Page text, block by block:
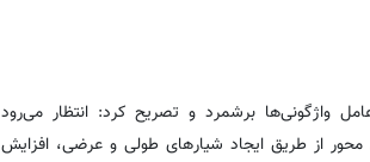
واژگونی‌ها برشمرد و تصریح کرد: انتظار می‌رود
از طریق ایجاد شیارهای طولی و عرضی، افزایش